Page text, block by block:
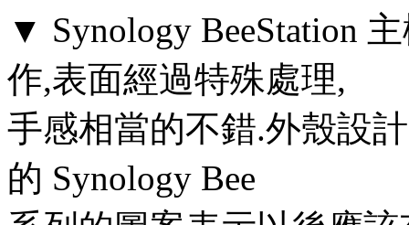
▼ Synology BeeStation
作,表面經過特殊處理,
手感相當的不錯.外殼設
的 Synology Bee